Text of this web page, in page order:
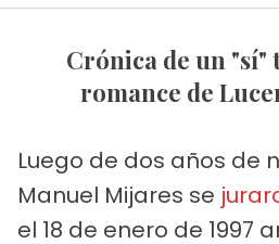
Crónica de un "sí" televisado: El
romance de
Luego de dos años de
Manuel Mijares se
el 18 de enero de 1997